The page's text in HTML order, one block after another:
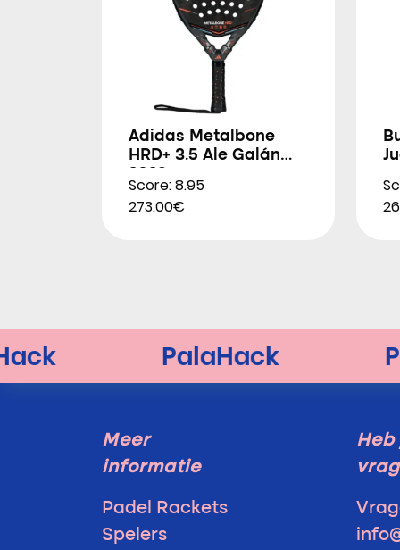
Adidas Metalbone
HRD+ 3.5 Ale Galán
Score: 8.95
273.00€
Meer
informatie
Padel Rackets
Spelers
Heb